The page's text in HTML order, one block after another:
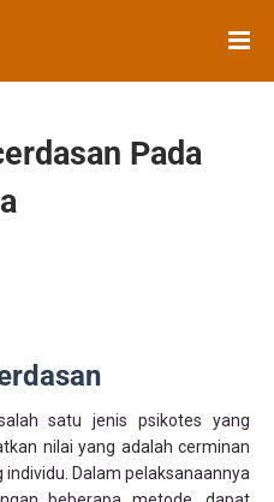
Pada
satu jenis psikotes yang
nilai yang adalah cerminan
Dalam pelaksanaannya